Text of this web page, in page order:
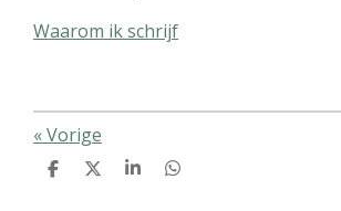
Waarom ik schrijf
«Vorige
D
D
S
D